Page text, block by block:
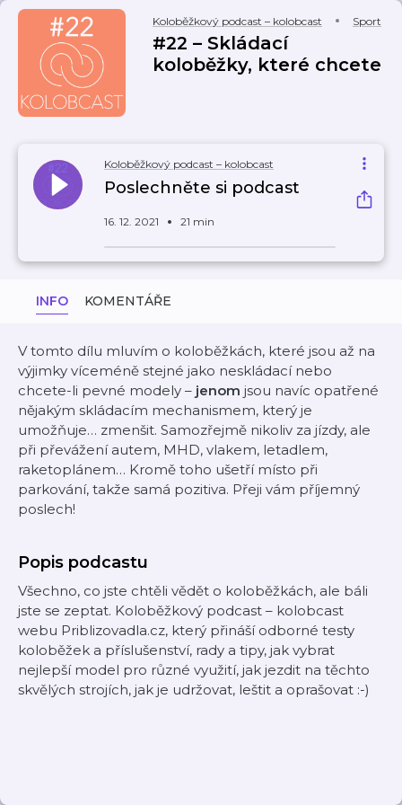
Koloběžkový podcast – kolobcast Sport
#22 – Skládací
koloběžky, které chcete
Koloběžkový podcast – kolobcast
Poslechněte si podcast
16. 12. 2021 21 min
INFO KOMENTÁŘE
V tomto dílu mluvím o koloběžkách, které jsou až na
výjimky víceméně stejné jako neskládací nebo
chcete-li pevné modely – jenom jsou navíc opatřené
nějakým skládacím mechanismem, který je
umožňuje… zmenšit. Samozřejmě nikoliv za jízdy, ale
při převážení autem, MHD, vlakem, letadlem,
raketoplánem… Kromě toho ušetří místo při
parkování, takže samá pozitiva. Přeji vám příjemný
poslech!
Popis podcastu
Všechno, co jste chtěli vědět o koloběžkách, ale báli
jste se zeptat. Koloběžkový podcast – kolobcast
webu Priblizovadla.cz, který přináší odborné testy
koloběžek a příslušenství, rady a tipy, jak vybrat
nejlepší model pro různé využití, jak jezdit na těchto
skvělých strojích, jak je udržovat, leštit a oprašovat :-)